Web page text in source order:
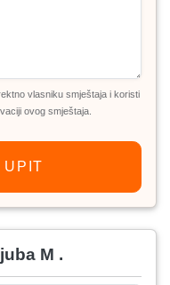
vlasniku smještaja i koristi
ovog smještaja.
UPIT
M .